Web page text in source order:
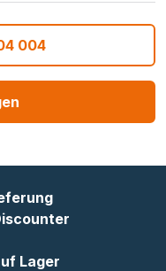
004
Lager